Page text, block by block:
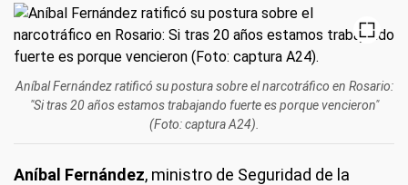
Aníbal Fernández ratificó su postura sobre el narcotráfico en Rosario:
"Si tras 20 años estamos trabajando fuerte es porque vencieron"
(Foto: captura A24).
Aníbal Fernández, ministro de Seguridad de la